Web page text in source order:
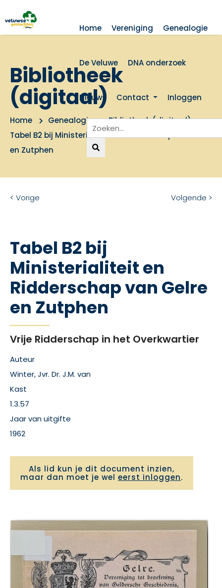
Home Vereniging Genealogie
De Veluwe DNA onderzoek
Nieuws Contact Inloggen
Bibliotheek
(digitaal)
Home Genealogie
Bibliotheek (digitaal)
Tabel B2 bij Ministerialiteit en Ridderschap van Gelre
en Zutphen
< Vorige Volgende >
Tabel B2 bij
Ministerialiteit en
Ridderschap van Gelre
en Zutphen
Vrije Ridderschap in het Overkwartier
Auteur
Winter, Jvr. Dr. J.M. van
Kast
1.3.57
Jaar van uitgifte
1962
Als lid kun je dit document inzien,
maar dan moet je wel eerst inloggen.